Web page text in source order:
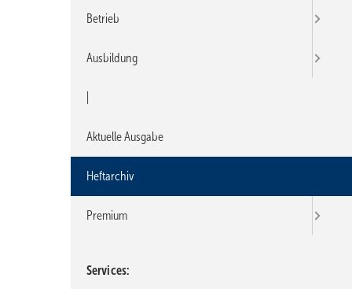
Betrieb
Ausbildung
Aktuelle Ausgabe
Heftarchiv
Premium
Services